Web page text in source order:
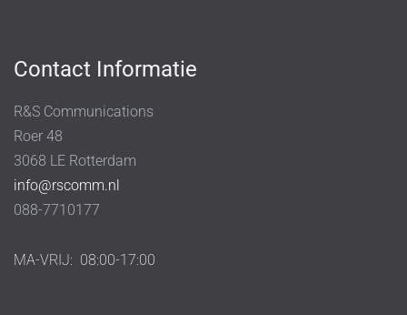
Contact Informatie
R&S Communications
Roer 48
3068 LE Rotterdam
info@rscomm.nl
088-7710177
MA-VRIJ: 08:00-17:00